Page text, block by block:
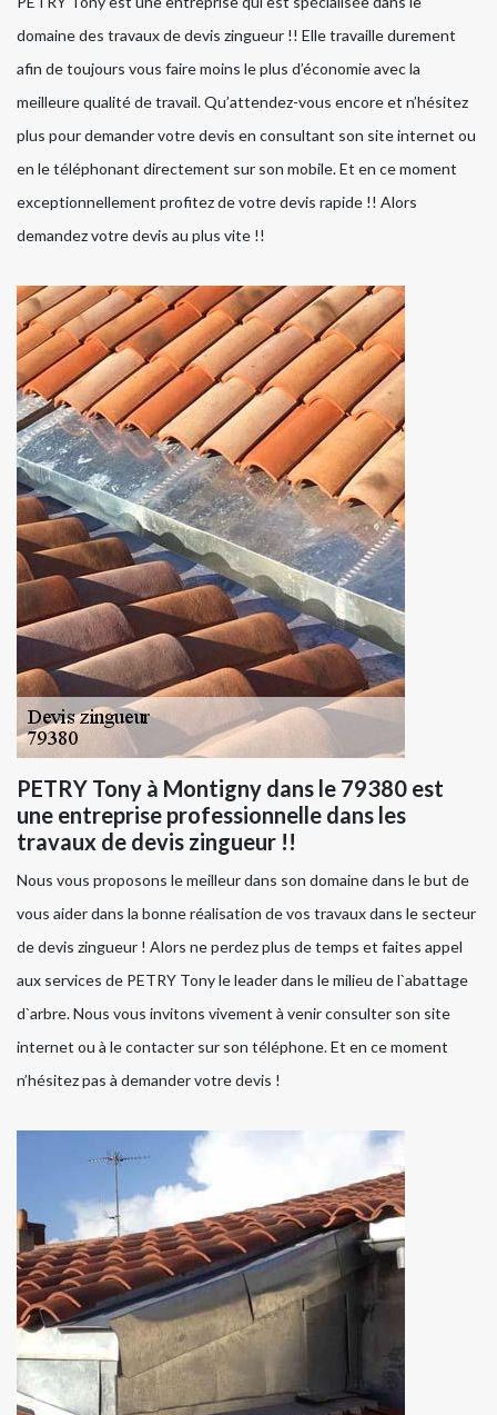
domaine des travaux de devis zingueur !! Elle travaille durement
afin de toujours vous faire moins le plus d’économie avec la
meilleure qualité de travail. Qu’attendez-vous encore et n’hésitez
plus pour demander votre devis en consultant son site internet ou
en le téléphonant directement sur son mobile. Et en ce moment
exceptionnellement profitez de votre devis rapide !! Alors
demandez votre devis au plus vite !!
PETRY Tony à Montigny dans le 79380 est
une entreprise professionnelle dans les
travaux de devis zingueur !!
Nous vous proposons le meilleur dans son domaine dans le but de
vous aider dans la bonne réalisation de vos travaux dans le secteur
de devis zingueur ! Alors ne perdez plus de temps et faites appel
aux services de PETRY Tony le leader dans le milieu de l`abattage
d`arbre. Nous vous invitons vivement à venir consulter son site
internet ou à le contacter sur son téléphone. Et en ce moment
n’hésitez pas à demander votre devis !